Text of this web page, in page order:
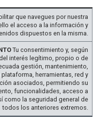
DE
que navegues por nuestra
el acceso a la información y
dispuestos en la misma.
Tu consentimiento y, según
interés legítimo, propio o de
gestión, mantenimiento,
herramientas, red y
asociados, permitiendo su
funcionalidades, acceso a
como la seguridad general de
todos los anteriores extremos.